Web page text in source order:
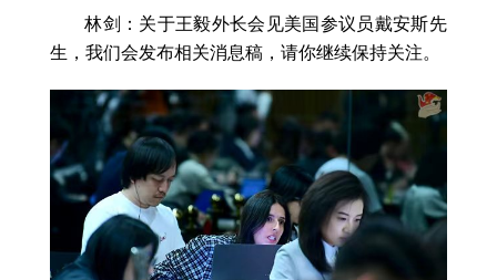
林剑：关于王毅外长会见美国参议员戴安斯先
生，我们会发布相关消息稿，请你继续保持关注。